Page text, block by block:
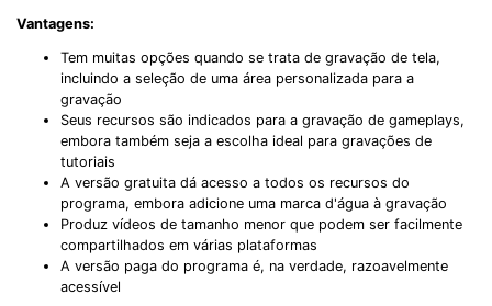
Vantagens:
Tem muitas opções quando se trata de gravação de tela,
incluindo a seleção de uma área personalizada para a
gravação
Seus recursos são indicados para a gravação de gameplays,
embora também seja a escolha ideal para gravações de
tutoriais
A versão gratuita dá acesso a todos os recursos do
programa, embora adicione uma marca d'água à gravação
Produz vídeos de tamanho menor que podem ser facilmente
compartilhados em várias plataformas
A versão paga do programa é, na verdade, razoavelmente
acessível